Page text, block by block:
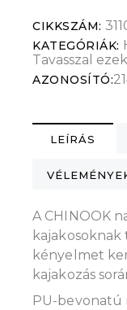
CIKKSZÁM:
KATEGÓRIÁK:
Tavasszal
AZONOSÍTÓ:
LEÍRÁS
A CHINOOK
kényelmet
kajakozás
PU-